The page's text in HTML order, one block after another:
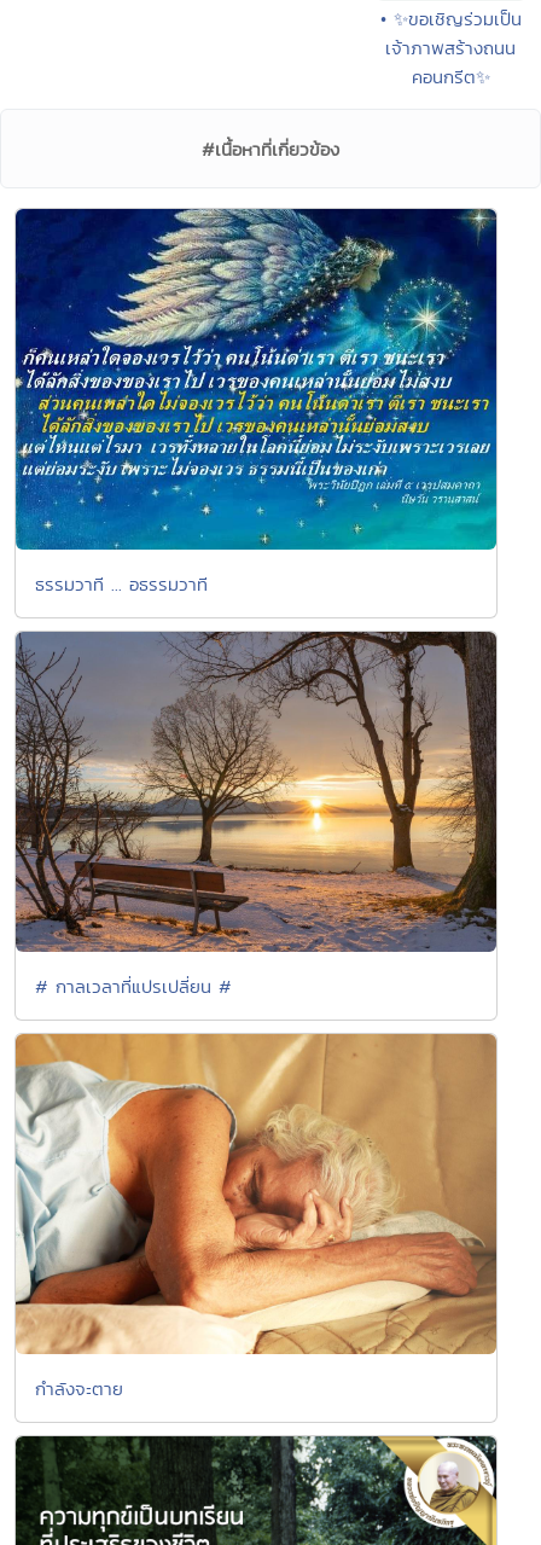
• ✨ขอเชิญร่วมเป็น
เจ้าภาพสร้างถนน
คอนกรีต✨
#เนื้อหาที่เกี่ยวข้อง
ธรรมวาที ... อธรรมวาที
# กาลเวลาที่แปรเปลี่ยน #
กำลังจะตาย